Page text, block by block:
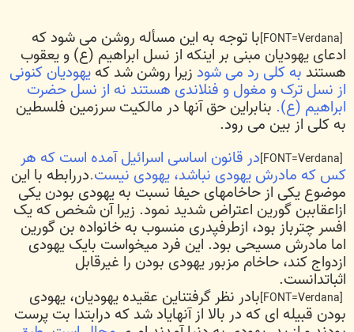
با توجه به این مسأله روشن می شود که
ادعای یهودیان مبنی بر اینکه از نسل ابراهیم (ع) و یعقوب
هستند به کلی رد می شودزیرا روشن شد که یهودیان کنونی
از نسل ترک و مغول و فنلاندی هستند نه از نسل حضرت
ابراهیم (ع).بنابراین حق آنها در مالکیت سرزمین فلسطین
به کلی از بین می رود.
در قانون اساسی اسرائیل آمده است که هر
کس که مادرش یهودی نباشد، یهودی نیست.دررابطه با این
موضوع یکی از حاخامهای حیفا نسبت به یهودی بودن یکی
ازاعقاببن گورین اعتراض شدید نمود. زیرا آن شخص که یک
افسر چترباز بود، ازطرفپدری منسوب به خانواده بن گورین
اما مادرش مسیحی بود. این فرد میخواست بایک یهودی
ازدواج کند، حاخام مزبور یهودی بودن را غیرقابل
اثباتدانست.
بادر نظر گرفتناین عقیده یهودیان، یهودی
بودن قبیله ای که در بالا از آنهایاد شد که درابتدا بت پرست